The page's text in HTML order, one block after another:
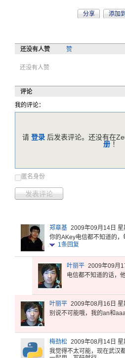
分享 添加
还没有人赞 赞
还没有人赞
评论
我的评论：
匿名身份
发表评论
请 登录 后发表评论。还没有在
册 ！
郑章基 2009年09月14日 星
你的AKey电信都不知道的，
1条回复
叶丽平 2009年09月
电信都不知道的话，
叶丽平 2009年08月16日 星
别说不可能哦，我的an和
梅劲松 2009年08月14日 星
我觉得不太可能，现在武汉